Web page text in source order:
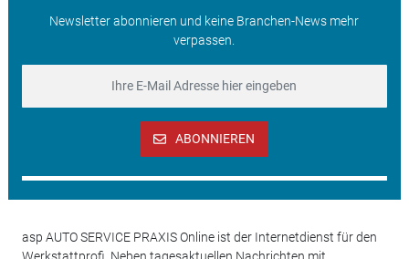
Newsletter abonnieren und keine Branchen-News mehr
verpassen.
ABONNIEREN
asp AUTO SERVICE PRAXIS Online ist der Internetdienst für den
Werkstattprofi. Neben tagesaktuellen Nachrichten mit